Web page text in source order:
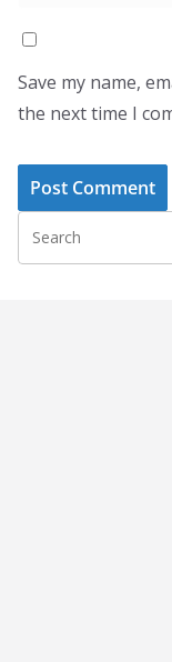
Save my name,
the next time I